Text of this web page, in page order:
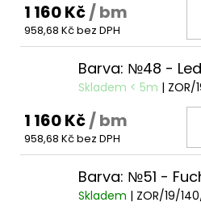
1 160 Kč/ bm
958,68 Kč bez DPH
Barva: №48 -
Skladem < 5m | ZOR/
1 160 Kč/ bm
958,68 Kč bez DPH
Barva: №51 -
Skladem | ZOR/19/